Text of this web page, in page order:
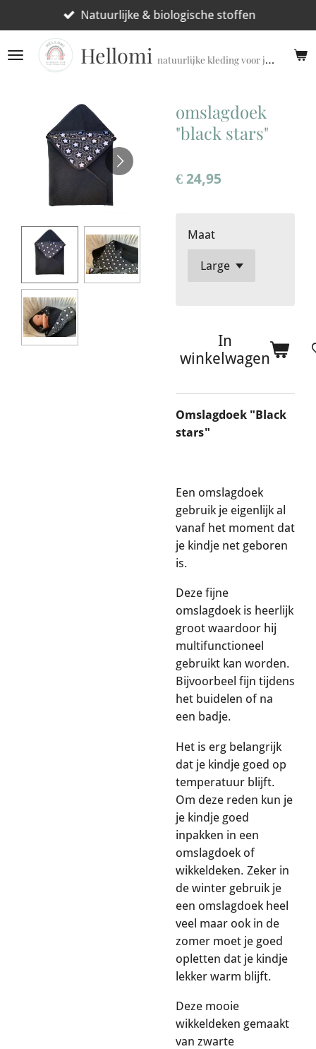
direct
naar
Hellomi natuurlijke kleding voor jouw prematuur!
Natuurlijke & biologische stoffen
omslagdoek
"black stars"
€ 24,95
Maat
In
winkelwagen
Omslagdoek "Black
stars"
Een omslagdoek
gebruik je eigenlijk al
vanaf het moment dat
je kindje net geboren
is.
Deze fijne
omslagdoek is heerlijk
groot waardoor hij
multifunctioneel
gebruikt kan worden.
Bijvoorbeel fijn tijdens
het buidelen of na
een badje.
Het is erg belangrijk
dat je kindje goed op
temperatuur blijft.
Om deze reden kun je
je kindje goed
inpakken in een
omslagdoek of
wikkeldeken. Zeker in
de winter gebruik je
een omslagdoek heel
veel maar ook in de
zomer moet je goed
opletten dat je kindje
lekker warm blijft.
Deze mooie
wikkeldeken gemaakt
van zwarte